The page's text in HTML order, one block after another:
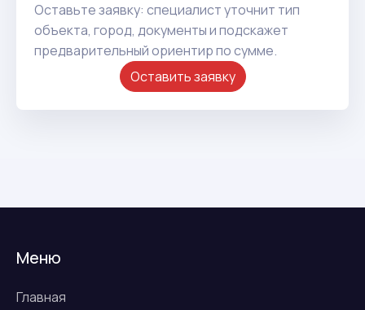
Оставьте заявку: специалист уточнит тип
объекта, город, документы и подскажет
предварительный ориентир по сумме.
Оставить заявку
Меню
Главная